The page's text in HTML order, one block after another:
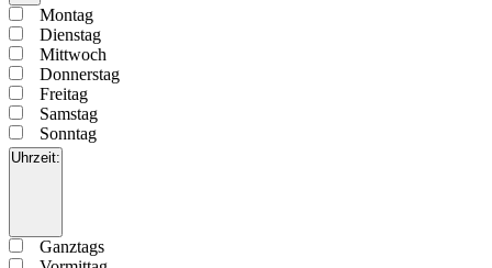
öffnen
Filter
schließen
Tag
Montag
Dienstag
Mittwoch
Donnerstag
Freitag
Samstag
Sonntag
Uhrzeit:
öffnenFilter
schließen
UhrzeitGanztags